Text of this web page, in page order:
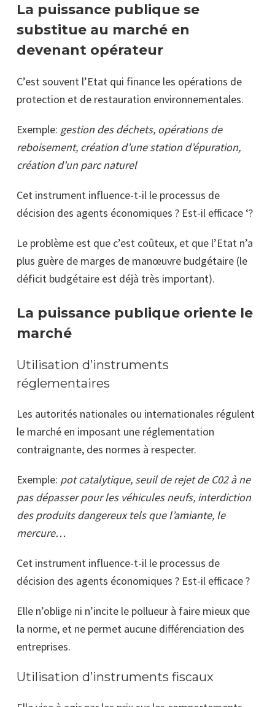
La puissance publique se
substitue au marché en
devenant opérateur
C’est souvent l’Etat qui finance les opérations de
protection et de restauration environnementales.
Exemple: gestion des déchets, opérations de
reboisement, création d’une station d’épuration,
création d’un parc naturel
Cet instrument influence-t-il le processus de
décision des agents économiques ? Est-il efficace ‘?
Le problème est que c’est coûteux, et que l’Etat n’a
plus guère de marges de manœuvre budgétaire (le
déficit budgétaire est déjà très important).
La puissance publique oriente le
marché
Utilisation d’instruments
réglementaires
Les autorités nationales ou internationales régulent
le marché en imposant une réglementation
contraignante, des normes à respecter.
Exemple: pot catalytique, seuil de rejet de C02 à ne
pas dépasser pour les véhicules neufs, interdiction
des produits dangereux tels que l’amiante, le
mercure…
Cet instrument influence-t-il le processus de
décision des agents économiques ? Est-il efficace ?
Elle n’oblige ni n’incite le pollueur à faire mieux que
la norme, et ne permet aucune différenciation des
entreprises.
Utilisation d’instruments fiscaux